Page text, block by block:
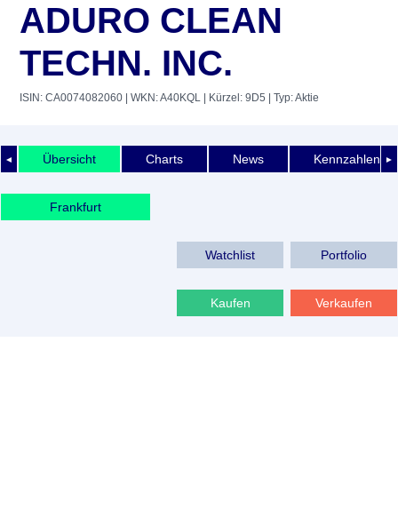
ADURO CLEAN
TECHN. INC.
ISIN: CA0074082060 | WKN: A40KQL | Kürzel: 9D5 | Typ: Aktie
◄ ►
Übersicht Charts News Kennzahlen
Frankfurt
Watchlist Portfolio
Kaufen Verkaufen